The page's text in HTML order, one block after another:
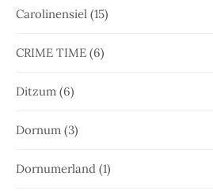
Carolinensiel (15)
CRIME TIME (6)
Ditzum (6)
Dornum (3)
Dornumerland (1)